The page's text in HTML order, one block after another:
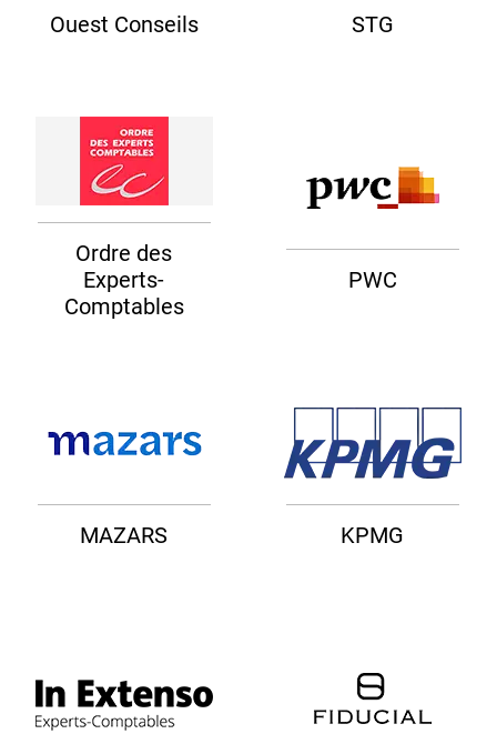
Ouest Conseils STG
Ordre des
Experts-
Comptables
PWC
MAZARS KPMG